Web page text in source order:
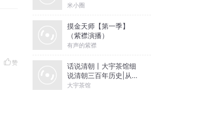
赞
米小圈
摸金天师【第一季】
（紫襟演播）
有声的紫襟
话说清朝丨大宇茶馆细
说清朝三百年历史|从努
尔哈赤到末代皇帝溥仪|
大宇茶馆